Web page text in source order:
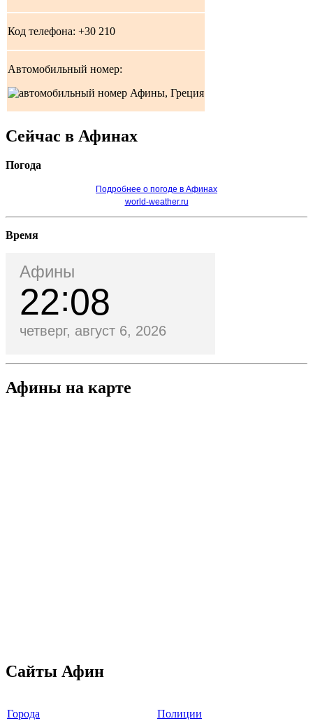
Код телефона: +30 210
Автомобильный номер:
Сейчас в Афинах
Погода
Подробнее о погоде в Афинах
world-weather.ru
Время
Афины
22 08
четверг, август 6, 2026
Афины на карте
Сайты Афин
Города Полиции